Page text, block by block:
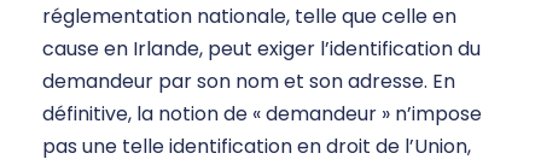
réglementation nationale, telle que celle en
cause en Irlande, peut exiger l’identification du
demandeur par son nom et son adresse. En
définitive, la notion de « demandeur » n’impose
pas une telle identification en droit de l’Union,